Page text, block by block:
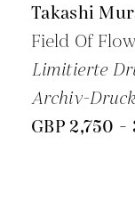
Takashi
Field Of
Limitierte
Archiv-Druck
GBP 2,750